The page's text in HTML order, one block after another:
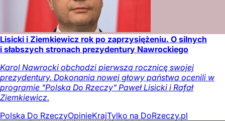
Lisicki i Ziemkiewicz rok po zaprzysiężeniu. O silnych
i słabszych stronach prezydentury Nawrockiego
Karol Nawrocki obchodzi pierwszą rocznicę swojej
prezydentury. Dokonania nowej głowy państwa ocenili w
programie "Polska Do Rzeczy" Paweł Lisicki i Rafał
Ziemkiewicz.
Polska Do RzeczyOpinieKrajTylko na DoRzeczy.pl